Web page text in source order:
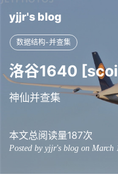
yjjr's blog
数据结构-并查集
洛谷1640
神仙并查集
本文总阅读量187次
Posted by yjjr's blog on March